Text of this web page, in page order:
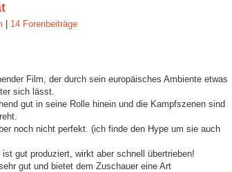
| 14 Forenbeiträge
Film, der durch sein europäisches Ambiente etwas
sich lässt.
gut in seine Rolle hinein und die Kampfszenen sind
noch nicht perfekt. (ich finde den Hype um sie auch
gut produziert, wirkt aber schnell übertrieben!
gut und bietet dem Zuschauer eine Art